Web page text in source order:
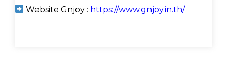
Website Gnjoy : https://www.gnjoy.in.th/